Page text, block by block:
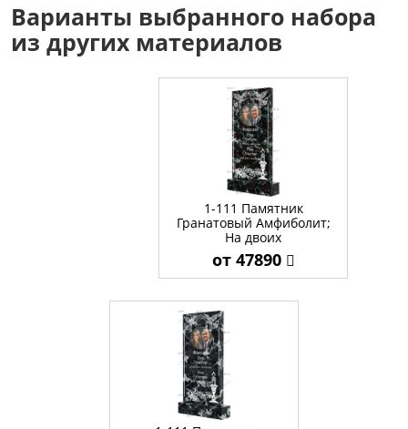
Варианты выбранного набора
из других материалов
1-111 Памятник
Гранатовый Амфиболит;
На двоих
от 47890